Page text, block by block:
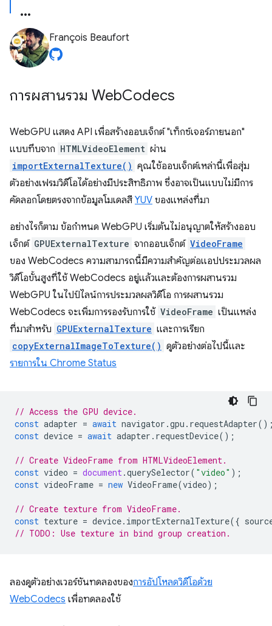
François Beaufort
การผสานรวม WebCodecs
WebGPU แสดง API เพื่อสร้างออบเจ็กต์ "เท็กซ์เจอร์ภายนอก"
แบบทึบจาก HTMLVideoElement ผ่าน
importExternalTexture() คุณใช้ออบเจ็กต์เหล่านี้เพื่อสุ่ม
ตัวอย่างเฟรมวิดีโอได้อย่างมีประสิทธิภาพ ซึ่งอาจเป็นแบบไม่มีการ
คัดลอกโดยตรงจากข้อมูลโมเดลสี YUV ของแหล่งที่มา
อย่างไรก็ตาม ข้อกำหนด WebGPU เริ่มต้นไม่อนุญาตให้สร้างออบ
เจ็กต์ GPUExternalTexture จากออบเจ็กต์ VideoFrame
ของ WebCodecs ความสามารถนี้มีความสำคัญต่อแอปประมวลผล
วิดีโอขั้นสูงที่ใช้ WebCodecs อยู่แล้วและต้องการผสานรวม
WebGPU ในไปป์ไลน์การประมวลผลวิดีโอ การผสานรวม
WebCodecs จะเพิ่มการรองรับการใช้ VideoFrame เป็นแหล่ง
ที่มาสำหรับ GPUExternalTexture และการเรียก
copyExternalImageToTexture() ดูตัวอย่างต่อไปนี้และ
รายการใน Chrome Status
// Access the GPU device.
const adapter = await navigator .gpu . requestAdapter
const device = await adapter . requestDevice();
// Create VideoFrame from HTMLVideoElement.
const video = document.querySelector( "video" );
const videoFrame = new VideoFrame(video);
// Create texture from VideoFrame.
const texture = device. importExternalTexture({
// TODO: Use texture in bind group creation.
ลองดูตัวอย่างเวอร์ชันทดลองของการอัปโหลดวิดีโอด้วย
WebCodecs เพื่อทดลองใช้